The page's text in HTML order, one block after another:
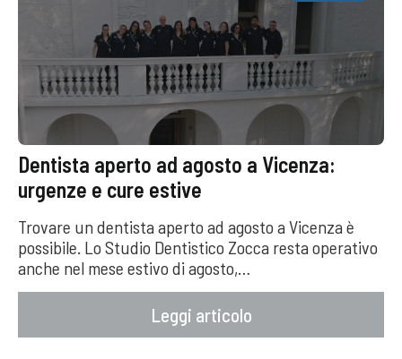
Urgenze odontoiatriche estate 2026: cosa
fare e a chi rivolgersi a Vicenza
Per la gestione delle urgenze estate 2026 è
fondamentale valutare la gravità dei sintomi,
adottare le misure di primo intervento più
appropiate…
Leggi articolo